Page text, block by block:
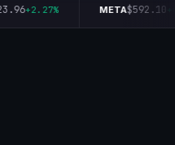
+2.27% META$592.10